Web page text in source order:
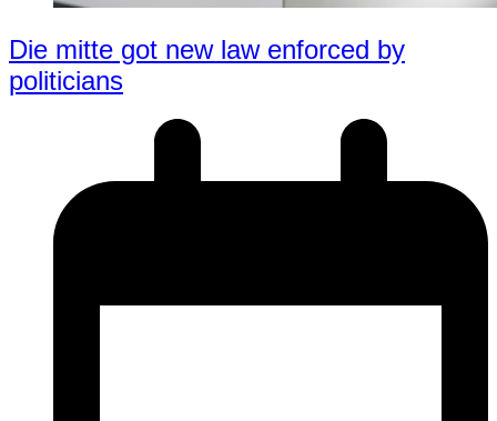
Die mitte got new law enforced by
politicians